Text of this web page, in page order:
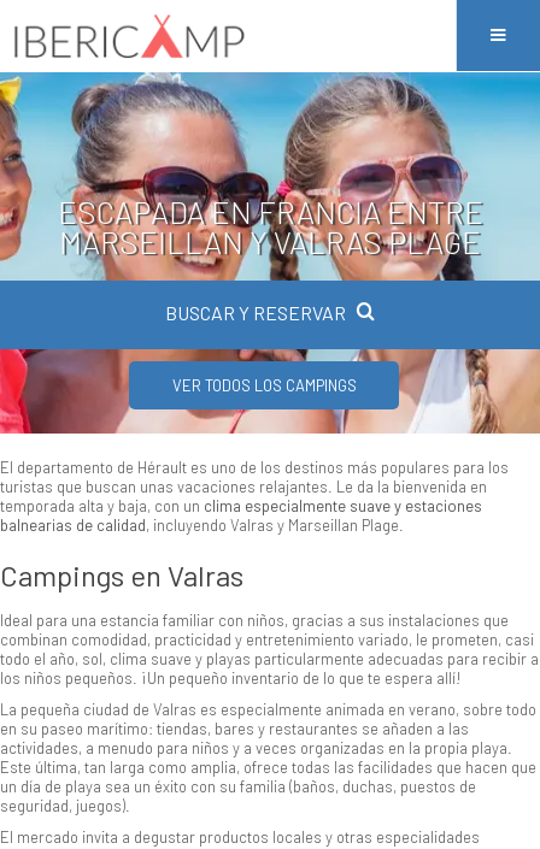
ESCAPADA EN FRANCIA ENTRE
MARSEILLAN Y VALRAS PLAGE
BUSCAR Y RESERVAR
VER TODOS LOS CAMPINGS
El departamento de Hérault es uno de los destinos más populares para los
turistas que buscan unas vacaciones relajantes. Le da la bienvenida en
temporada alta y baja, con un clima especialmente suave y estaciones
balnearias de calidad, incluyendo Valras y Marseillan Plage.
Campings en Valras
Ideal para una estancia familiar con niños, gracias a sus instalaciones que
combinan comodidad, practicidad y entretenimiento variado, le prometen, casi
todo el año, sol, clima suave y playas particularmente adecuadas para recibir a
los niños pequeños. ¡Un pequeño inventario de lo que te espera allí!
La pequeña ciudad de Valras es especialmente animada en verano, sobre todo
en su paseo marítimo: tiendas, bares y restaurantes se añaden a las
actividades, a menudo para niños y a veces organizadas en la propia playa.
Este última, tan larga como amplia, ofrece todas las facilidades que hacen que
un día de playa sea un éxito con su familia (baños, duchas, puestos de
seguridad, juegos).
El mercado invita a degustar productos locales y otras especialidades